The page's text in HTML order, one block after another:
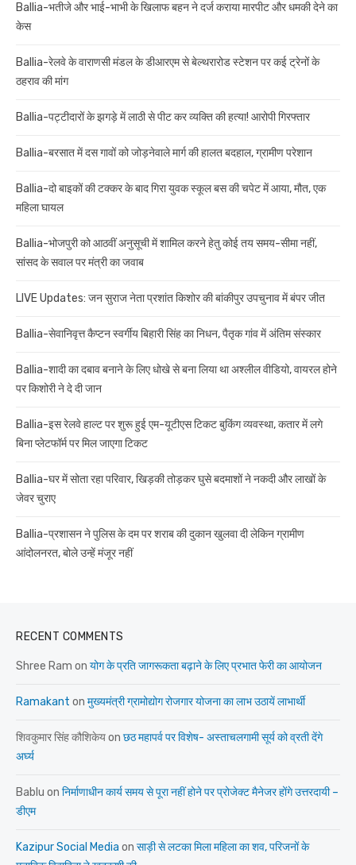
Ballia-भतीजे और भाई-भाभी के खिलाफ बहन ने दर्ज कराया मारपीट और धमकी देने का
केस
Ballia-रेलवे के वाराणसी मंडल के डीआरएम से बेल्थरारोड स्टेशन पर कई ट्रेनों के
ठहराव की मांग
Ballia-पट्टीदारों के झगड़े में लाठी से पीट कर व्यक्ति की हत्या! आरोपी गिरफ्तार
Ballia-बरसात में दस गावों को जोड़नेवाले मार्ग की हालत बदहाल, ग्रामीण परेशान
Ballia-दो बाइकों की टक्कर के बाद गिरा युवक स्कूल बस की चपेट में आया, मौत, एक
महिला घायल
Ballia-भोजपुरी को आठवीं अनुसूची में शामिल करने हेतु कोई तय समय-सीमा नहीं,
सांसद के सवाल पर मंत्री का जवाब
LIVE Updates: जन सुराज नेता प्रशांत किशोर की बांकीपुर उपचुनाव में बंपर जीत
Ballia-सेवानिवृत्त कैप्टन स्वर्गीय बिहारी सिंह का निधन, पैतृक गांव में अंतिम संस्कार
Ballia-शादी का दबाव बनाने के लिए धोखे से बना लिया था अश्लील वीडियो, वायरल होने
पर किशोरी ने दे दी जान
Ballia-इस रेलवे हाल्ट पर शुरू हुई एम-यूटीएस टिकट बुकिंग व्यवस्था, कतार में लगे
बिना प्लेटफॉर्म पर मिल जाएगा टिकट
Ballia-घर में सोता रहा परिवार, खिड़की तोड़कर घुसे बदमाशों ने नकदी और लाखों के
जेवर चुराए
Ballia-प्रशासन ने पुलिस के दम पर शराब की दुकान खुलवा दी लेकिन ग्रामीण
आंदोलनरत, बोले उन्हें मंजूर नहीं
RECENT COMMENTS
Shree Ram on योग के प्रति जागरूकता बढ़ाने के लिए प्रभात फेरी का आयोजन
Ramakant on मुख्यमंत्री ग्रामोद्योग रोजगार योजना का लाभ उठायें लाभार्थी
शिवकुमार सिंह कौशिकेयon छठ महापर्व पर विशेष- अस्ताचलगामी सूर्य को व्रती देंगे
अर्घ्य
Bablu on निर्माणाधीन कार्य समय से पूरा नहीं होने पर प्रोजेक्ट मैनेजर होंगे उत्तरदायी –
डीएम
Kazipur Social Media on साड़ी से लटका मिला महिला का शव, परिजनों के